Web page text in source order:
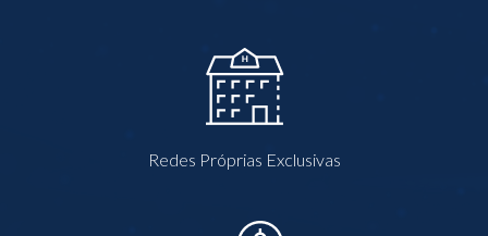
Redes Próprias Exclusivas